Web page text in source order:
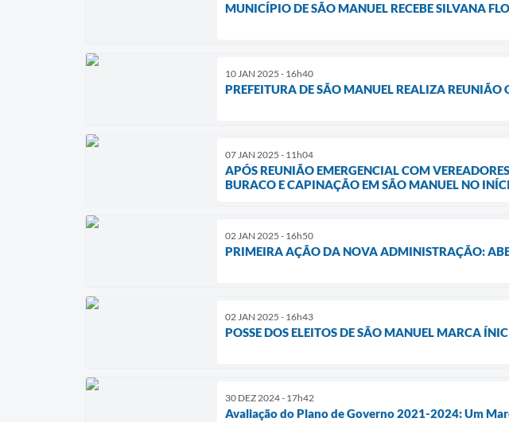
MUNICÍPIO DE SÃO MANUEL RECEBE SILVANA
10 JAN 2025 - 16h40
PREFEITURA DE SÃO MANUEL REALIZA REUNIÃO
07 JAN 2025 - 11h04
APÓS REUNIÃO EMERGENCIAL COM
BURACO E CAPINAÇÃO EM SÃO MANUEL NO
02 JAN 2025 - 16h50
PRIMEIRA AÇÃO DA NOVA ADMINISTRAÇÃO:
02 JAN 2025 - 16h43
POSSE DOS ELEITOS DE SÃO MANUEL MARCA
30 DEZ 2024 - 17h42
Avaliação do Plano de Governo 2021-2024: Um